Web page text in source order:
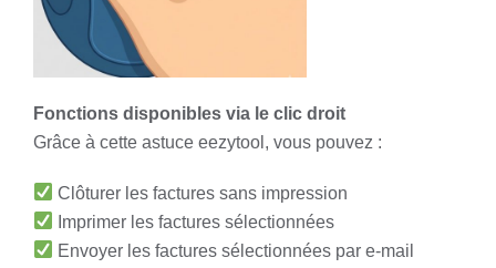
Fonctions disponibles via le clic droit
Grâce à cette astuce eezytool, vous pouvez :
Clôturer les factures sans impression
Imprimer les factures sélectionnées
Envoyer les factures sélectionnées par e-mail